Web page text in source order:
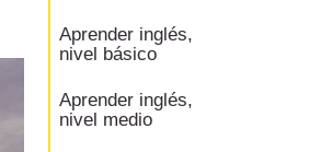
Aprender inglés,
nivel básico
Aprender inglés,
nivel medio